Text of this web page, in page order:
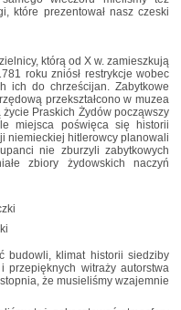
które prezentował nasz czeski
którą od X w. zamieszkują
roku zniósł restrykcje wobec
ich do chrześcijan. Zabytkowe
przekształcono w muzea
Praskich Żydów począwszy
miejsca poświęca się historii
niemieckiej hitlerowcy planowali
nie zburzyli zabytkowych
zbiory żydowskich naczyń
budowli, klimat historii siedziby
przepięknych witraży autorstwa
że musieliśmy wzajemnie